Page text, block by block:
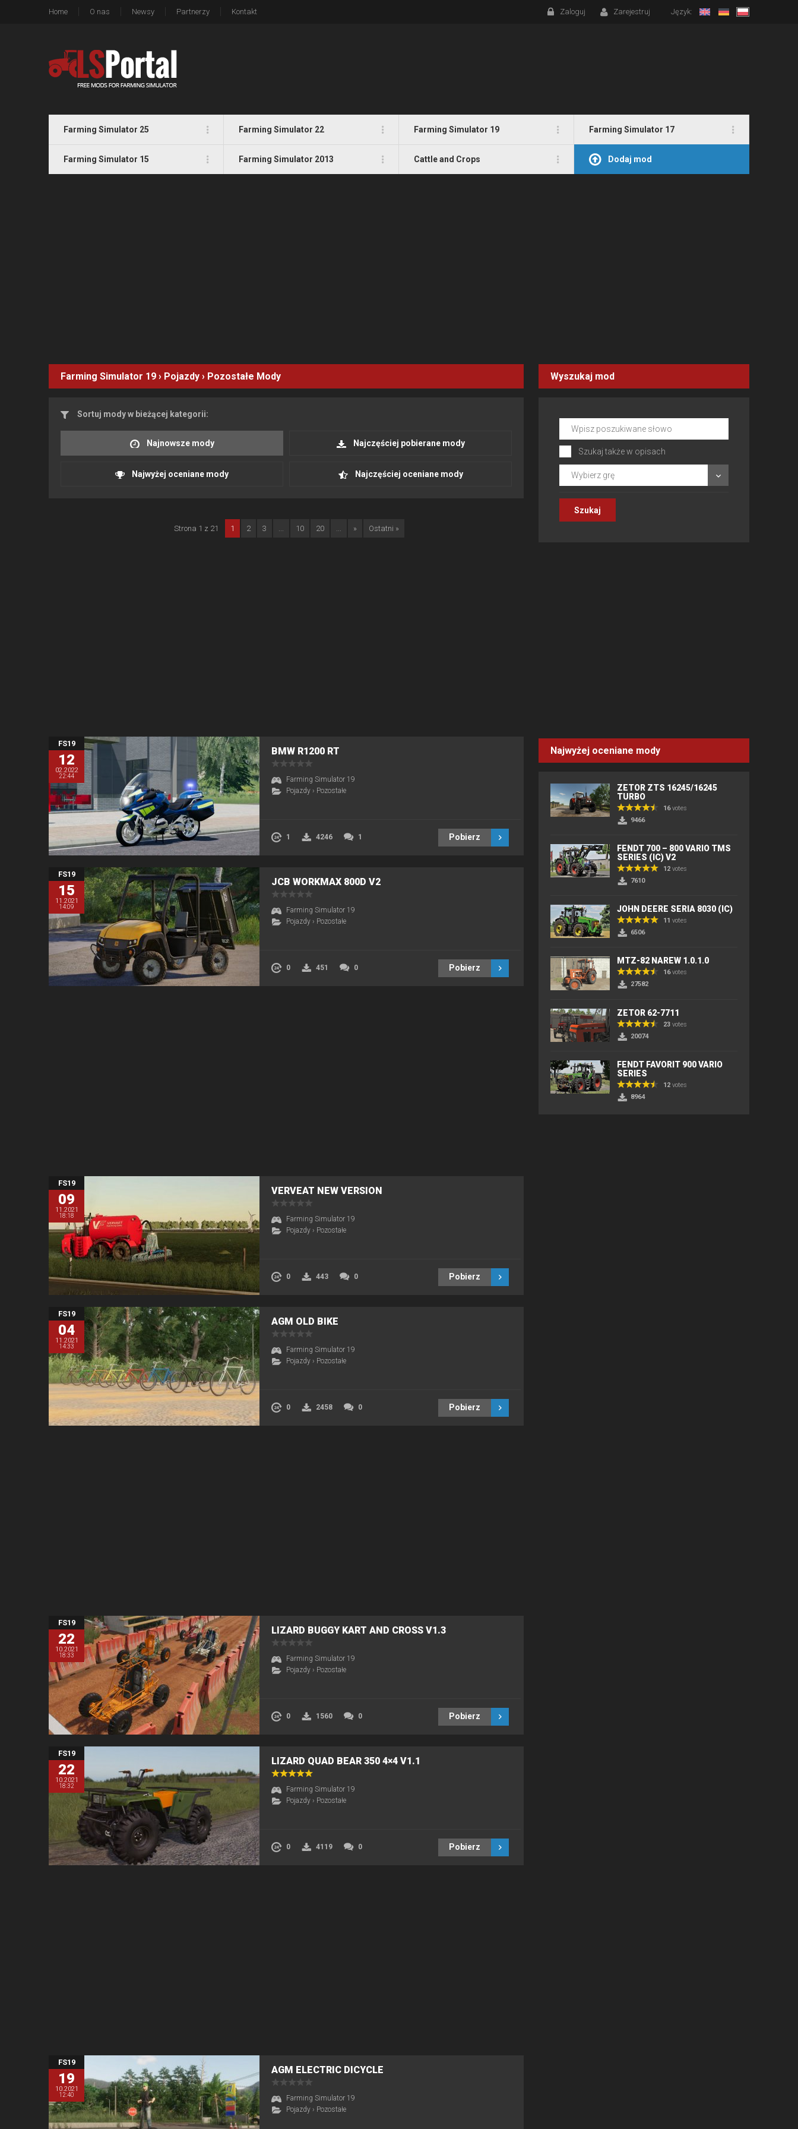
Home O nas Newsy Partnerzy Kontakt Zaloguj Zarejestruj Język:
Farming Simulator 25 Farming Simulator 22 Farming Simulator 19 Farming Simulator 17
Farming Simulator 15 Farming Simulator 2013 Cattle and Crops Dodaj mod
Farming Simulator 19 › Pojazdy › Pozostałe Mody
Sortuj mody w bieżącej kategorii:
Najnowsze mody Najczęściej pobierane mody
Najwyżej oceniane mody Najczęściej oceniane mody
Strona 1 z 21 1 2 3 ... 10 20 ... » Ostatni »
FS19
12
02.2022
22:44
BMW R1200 RT
Farming Simulator 19
Pojazdy › Pozostałe
1 4246 1 Pobierz
FS19
15
11.2021
14:09
JCB WORKMAX 800D V2
Farming Simulator 19
Pojazdy › Pozostałe
0 451 0 Pobierz
FS19
09
11.2021
18:18
VERVEAT NEW VERSION
Farming Simulator 19
Pojazdy › Pozostałe
0 443 0 Pobierz
FS19
04
11.2021
14:33
AGM OLD BIKE
Farming Simulator 19
Pojazdy › Pozostałe
0 2458 0 Pobierz
FS19
22
10.2021
18:33
LIZARD BUGGY KART AND CROSS V1.3
Farming Simulator 19
Pojazdy › Pozostałe
0 1560 0 Pobierz
FS19
22
10.2021
18:32
LIZARD QUAD BEAR 350 4×4 V1.1
Farming Simulator 19
Pojazdy › Pozostałe
0 4119 0 Pobierz
FS19
19
10.2021
12:40
AGM ELECTRIC DICYCLE
Farming Simulator 19
Pojazdy › Pozostałe
Wyszukaj mod
Szukaj także w opisach
Wybierz grę
Najwyżej oceniane mody
ZETOR ZTS 16245/16245
TURBO
16votes
9466
FENDT 700 – 800 VARIO TMS
SERIES (IC) V2
12 votes
7610
JOHN DEERE SERIA 8030 (IC)
11 votes
6506
MTZ-82 NAREW 1.0.1.0
16votes
27582
ZETOR 62-7711
23 votes
20074
FENDT FAVORIT 900 VARIO
SERIES
12 votes
8964